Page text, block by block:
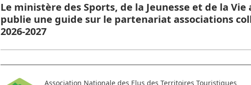
Le ministère des Sports, de la Jeunesse et de la Vie
publie une guide sur le partenariat associations
2026-2027
Association Nationale des Elus des Territoires Touristiques